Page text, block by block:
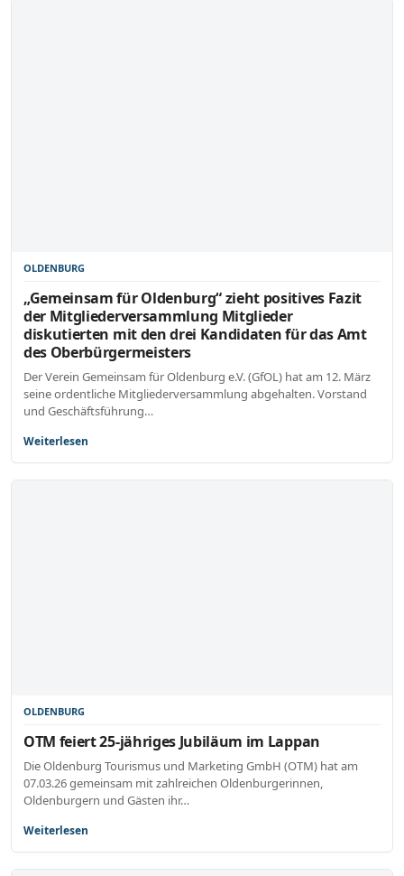
OLDENBURG
„Gemeinsam für Oldenburg“ zieht positives Fazit
der Mitgliederversammlung Mitglieder
diskutierten mit den drei Kandidaten für das Amt
des Oberbürgermeisters
Der Verein Gemeinsam für Oldenburg e.V. (GfOL) hat am 12. März
seine ordentliche Mitgliederversammlung abgehalten. Vorstand
und Geschäftsführung…
Weiterlesen
OLDENBURG
OTM feiert 25-jähriges Jubiläum im Lappan
Die Oldenburg Tourismus und Marketing GmbH (OTM) hat am
07.03.26 gemeinsam mit zahlreichen Oldenburgerinnen,
Oldenburgern und Gästen ihr…
Weiterlesen